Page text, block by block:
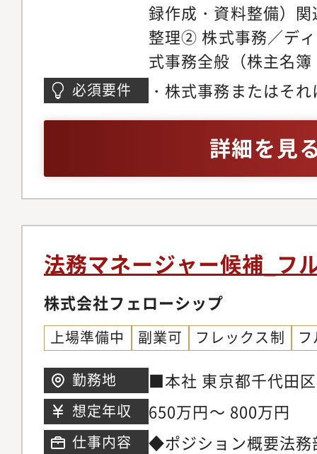
録作成・資料整備）
整理② 株式事務／デ
式事務全般（株主名
管理 等）有価証券報
整備③ コーポレート
内規程（約60規程）
サイダー取引防止規
株・株式取引に関す
／コンプライアンス
ル設計Pマーク（プ
運用対応内部統制・
ファシリティ管理オ
ティ管理社内インフ
ト機能の運用改善
必須要件
・株式事務またはそ
与経験・会社法に関
詳細を見
法務マネージャー候補_フ
株式会社フェローシップ
上場準備中 副業可 フレックス制
勤務地
■本社 東京都千代田
際ビル3階
想定年収 650万円～ 800万円
仕事内容
◆ポジション概要法務